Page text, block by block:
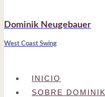
Dominik Neugebauer
West Coast Swing
INICIO
SOBRE DOMINIK